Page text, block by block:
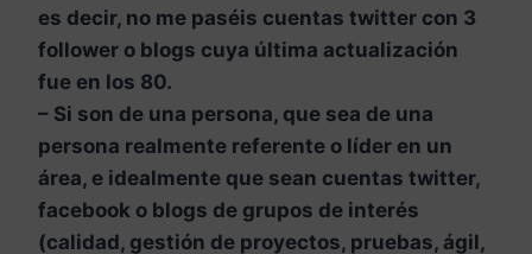
es decir, no me paséis cuentas twitter con 3
follower o blogs cuya última actualización
fue en los 80.
– Si son de una persona, que sea de una
persona realmente referente o líder en un
área, e idealmente que sean cuentas twitter,
facebook o blogs de grupos de interés
(calidad, gestión de proyectos, pruebas, ágil,